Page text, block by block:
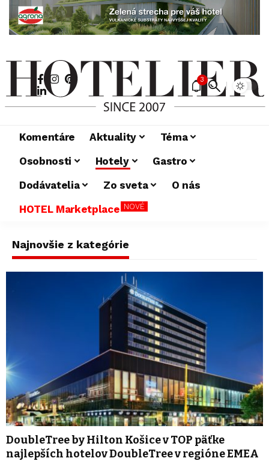
3
Komentáre Aktuality
Téma
Osobnosti
Hotely
Gastro
Dodávatelia
Zo sveta
O nás
HOTEL Marketplace NOVÉ
Najnovšie z kategórie
DoubleTree by Hilton Košice v TOP päťke
najlepších hotelov DoubleTree v regióne EMEA